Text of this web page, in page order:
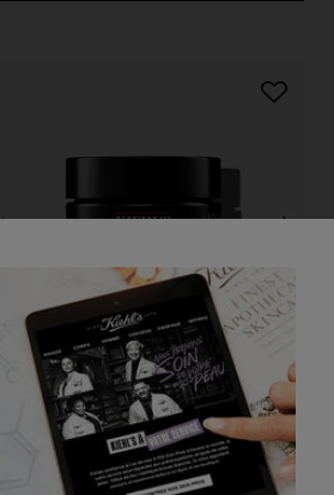
Age Defender Cream
Moisturizer